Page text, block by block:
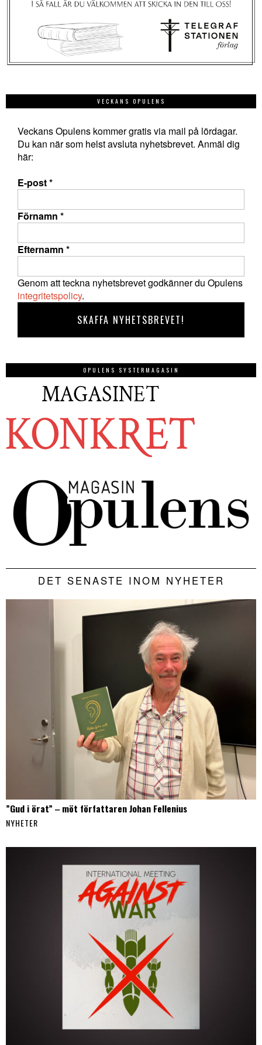
VECKANS OPULENS
Veckans Opulens kommer gratis via mail på lördagar.
Du kan när som helst avsluta nyhetsbrevet. Anmäl dig
här:
E-post*
Förnamn *
Efternamn *
Genom att teckna nyhetsbrevet godkänner du Opulens
integritetspolicy.
OPULENS SYSTERMAGASIN
DET SENASTE INOM NYHETER
”Gud i örat” ‒ möt författaren Johan Fellenius
NYHETER